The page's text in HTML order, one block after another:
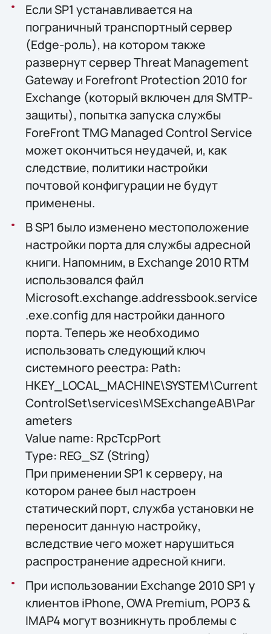
Если SP1 устанавливается на
пограничный транспортный сервер
(Edge-роль), на котором также
развернут сервер Threat Management
Gateway и Forefront Protection 2010 for
Exchange (который включен для SMTP-
защиты), попытка запуска службы
ForeFront TMG Managed Control Service
может окончиться неудачей, и, как
следствие, политики настройки
почтовой конфигурации не будут
применены.
В SP1 было изменено местоположение
настройки порта для службы адресной
книги. Напомним, в Exchange 2010 RTM
использовался файл
Microsoft.exchange.addressbook.service
.exe.config для настройки данного
порта. Теперь же необходимо
использовать следующий ключ
системного реестра: Path:
HKEY_LOCAL_MACHINE\SYSTEM\Current
ControlSet\services\MSExchangeAB\Par
ameters
Value name: RpcTcpPort
Type: REG_SZ (String)
При применении SP1 к серверу, на
котором ранее был настроен
статический порт, служба установки не
переносит данную настройку,
вследствие чего может нарушиться
распространение адресной книги.
При использовании Exchange 2010 SP1 у
клиентов iPhone, OWA Premium, POP3 &
IMAP4 могут возникнуть проблемы с